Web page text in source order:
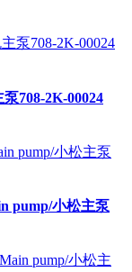
708-2K-00024
pump/小松主泵